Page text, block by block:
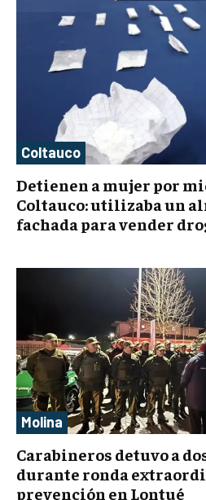
Coltauco
Detienen a mujer por
Coltauco: utilizaba un
fachada para vender
Molina
Carabineros detuvo a
durante ronda
prevención en Lontué